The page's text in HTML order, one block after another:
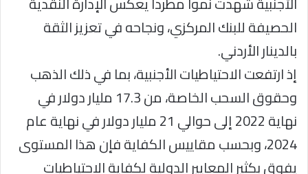
الحصيفة للبنك المركزي، ونجاحه في تعزيز الثقة
بالدينار الأردني.
إذ ارتفعت الاحتياطيات الأجنبية، بما في ذلك الذهب
وحقوق السحب الخاصة، من 17.3 مليار دولار في
نهاية 2022 إلى حوالي 21 مليار دولار في نهاية عام
2024، وبحسب مقاييس الكفاية فإن هذا المستوى
يفوق بكثير المعايير الدولية لكفاية الاحتياطيات